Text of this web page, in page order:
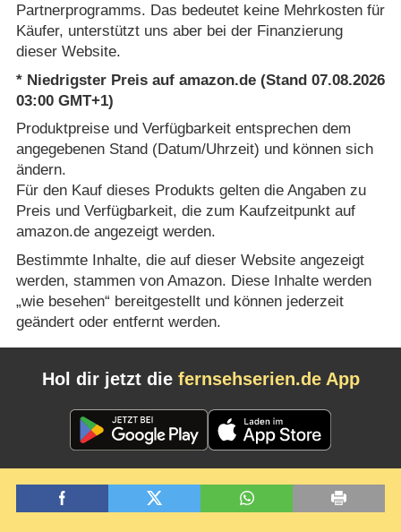
Partnerprogramms. Das bedeutet keine Mehrkosten für
Käufer, unterstützt uns aber bei der Finanzierung
dieser Website.
* Niedrigster Preis auf amazon.de (Stand 07.08.2026
03:00 GMT+1)
Produktpreise und Verfügbarkeit entsprechen dem
angegebenen Stand (Datum/Uhrzeit) und können sich
ändern.
Für den Kauf dieses Produkts gelten die Angaben zu
Preis und Verfügbarkeit, die zum Kaufzeitpunkt auf
amazon.de angezeigt werden.
Bestimmte Inhalte, die auf dieser Website angezeigt
werden, stammen von Amazon. Diese Inhalte werden
„wie besehen“ bereitgestellt und können jederzeit
geändert oder entfernt werden.
Hol dir jetzt die fernsehserien.de App